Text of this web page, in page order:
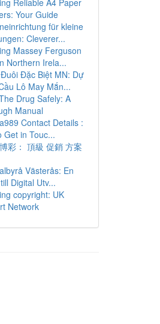
Reliable A4 Paper
Your Guide
für kleine
Cleverer...
Massey Ferguson
Northern Irela...
Đặc Biệt MN: Dự
Lô May Mắn...
Drug Safely: A
Manual
Contact Details :
Get in Touc...
彩： 頂級 促銷 方案
Västerås: En
Digital Utv...
copyright: UK
Network